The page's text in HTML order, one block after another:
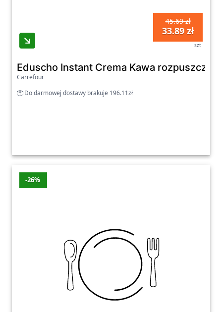
45.69 zł
33.89 zł
szt
Eduscho Instant Crema Kawa
Carrefour
Do darmowej dostawy brakuje 196.11zł
-26%